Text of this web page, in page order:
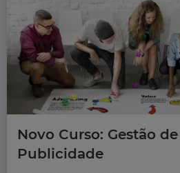
Novo Curso: Gestão
Publicidade